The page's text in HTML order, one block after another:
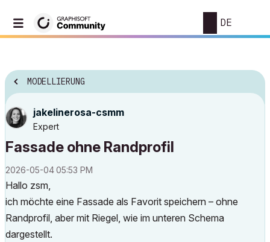
DE
MODELLIERUNG
jakelinerosa-csmm
Expert
Fassade ohne Randprofil
‎2026-05-0405:53 PM
Hallo zsm,
ich möchte eine Fassade als Favorit speichern – ohne
Randprofil, aber mit Riegel, wie im unteren Schema
dargestellt.